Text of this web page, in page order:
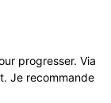
progresser. Via
Je recommande